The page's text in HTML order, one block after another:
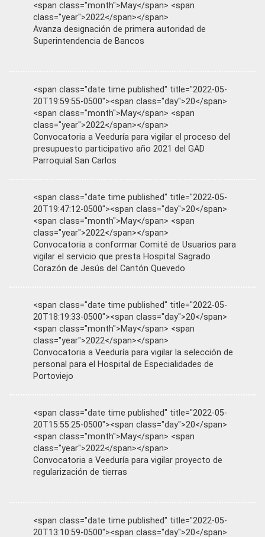
<span class="month">May</span> <span
class="year">2022</span></span>
Avanza designación de primera autoridad de
Superintendencia de Bancos
<span class="date time published" title="2022-05-
20T19:59:55-0500"><span class="day">20</span>
<span class="month">May</span> <span
class="year">2022</span></span>
Convocatoria a Veeduría para vigilar el proceso del
presupuesto participativo año 2021 del GAD
Parroquial San Carlos
<span class="date time published" title="2022-05-
20T19:47:12-0500"><span class="day">20</span>
<span class="month">May</span> <span
class="year">2022</span></span>
Convocatoria a conformar Comité de Usuarios para
vigilar el servicio que presta Hospital Sagrado
Corazón de Jesús del Cantón Quevedo
<span class="date time published" title="2022-05-
20T18:19:33-0500"><span class="day">20</span>
<span class="month">May</span> <span
class="year">2022</span></span>
Convocatoria a Veeduría para vigilar la selección de
personal para el Hospital de Especialidades de
Portoviejo
<span class="date time published" title="2022-05-
20T15:55:25-0500"><span class="day">20</span>
<span class="month">May</span> <span
class="year">2022</span></span>
Convocatoria a Veeduría para vigilar proyecto de
regularización de tierras
<span class="date time published" title="2022-05-
20T13:10:59-0500"><span class="day">20</span>